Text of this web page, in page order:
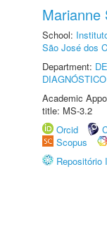
Marianne
School:
São José dos
Department:
Academic
title: MS-3.2
Orcid
Scopus
Repositório